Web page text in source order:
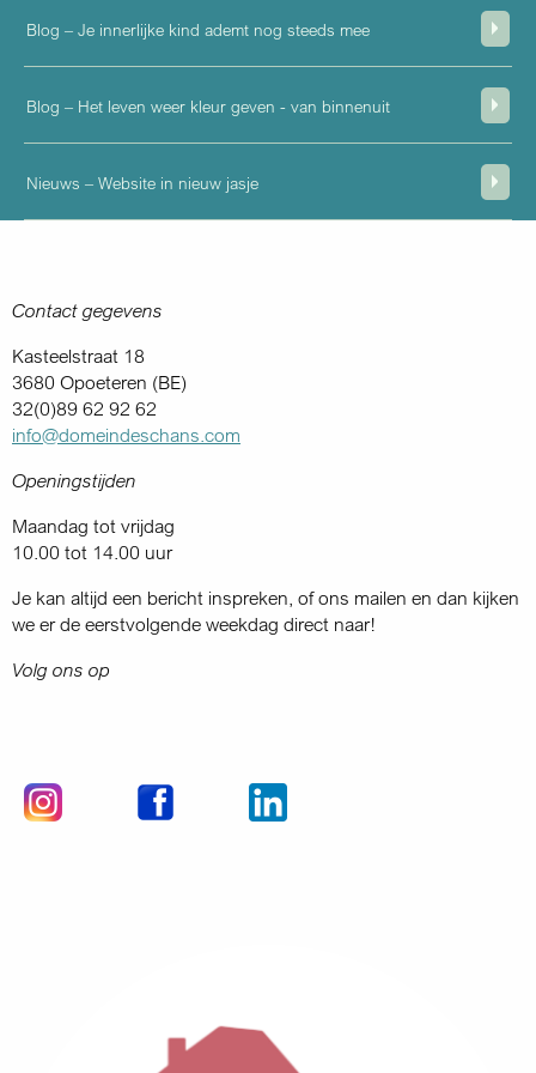
Blog – Je innerlijke kind ademt nog steeds mee
Blog – Het leven weer kleur geven - van binnenuit
Nieuws – Website in nieuw jasje
Contact gegevens
Kasteelstraat 18
3680 Opoeteren (BE)
32(0)89 62 92 62
info@domeindeschans.com
Openingstijden
Maandag tot vrijdag
10.00 tot 14.00 uur
Je kan altijd een bericht inspreken, of ons mailen en dan kijken
we er de eerstvolgende weekdag direct naar!
Volg ons op